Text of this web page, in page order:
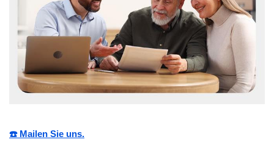
☎️ Mailen Sie uns.